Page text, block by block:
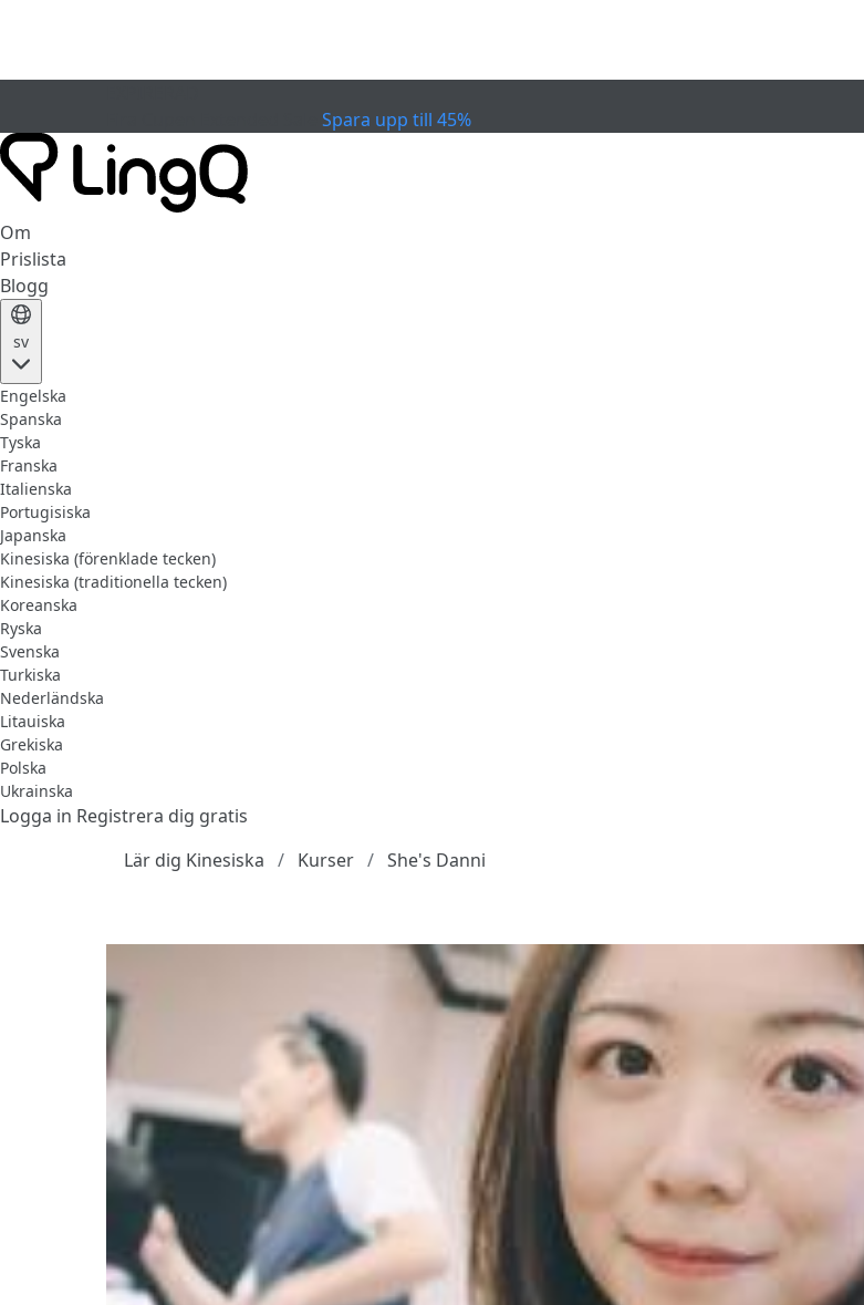
Spara upp till 45%
Om
Prislista
Blogg
sv
Engelska
Spanska
Tyska
Franska
Italienska
Portugisiska
Japanska
Kinesiska (förenklade tecken)
Kinesiska (traditionella tecken)
Koreanska
Ryska
Svenska
Turkiska
Nederländska
Litauiska
Grekiska
Polska
Ukrainska
Logga in Registrera dig gratis
Lär dig Kinesiska
Kurser She's Danni